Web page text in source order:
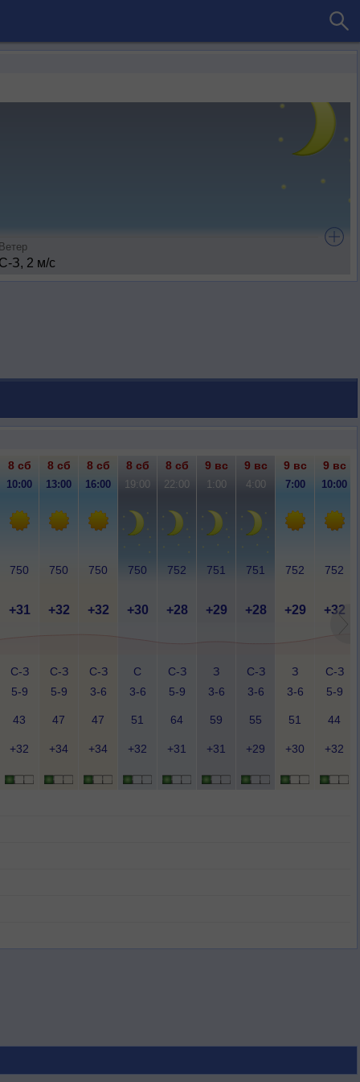
З, 2 м/с
8 сб 8 сб 8 сб 8 сб 8 сб 9 вс 9 вс 9 вс 9 вс
10:00 13:00 16:00 19:00 22:00 1:00 4:00 7:00 10:00
750 750 750 750 752 751 751 752 752
+31 +32 +32 +30 +28 +29 +28 +29 +32
С-З
5-9
С-З
5-9
С-З
3-6
С
3-6
С-З
5-9
З
3-6
С-З
3-6
З
3-6
С-З
5-9
43 47 47 51 64 59 55 51 44
+32 +34 +34 +32 +31 +31 +29 +30 +32